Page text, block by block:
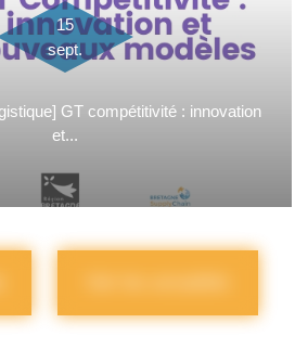
15
sept.
GT compétitivité : innovation
et...